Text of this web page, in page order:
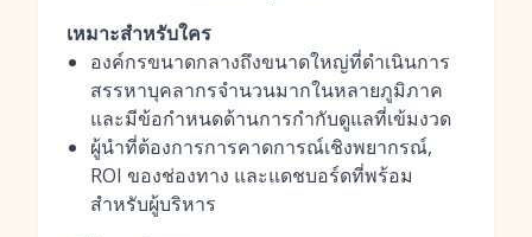
เหมาะสำหรับใคร
องค์กรขนาดกลางถึงขนาดใหญ่ที่ดำเนินการ
สรรหาบุคลากรจำนวนมากในหลายภูมิภาค
และมีข้อกำหนดด้านการกำกับดูแลที่เข้มงวด
ผู้นำที่ต้องการการคาดการณ์เชิงพยากรณ์,
ROI ของช่องทาง และแดชบอร์ดที่พร้อม
สำหรับผู้บริหาร